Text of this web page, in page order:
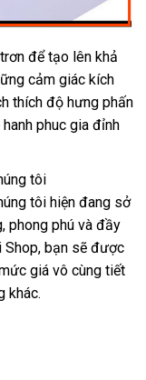
khuyến
mãi
để tạo lên khả
cảm giác kích
thích độ hưng phấn
phuc gia đỉnh
tôi
tôi hiện đang sở
đăng
ký
, phong phú địa
chỉ
và đầy
Shopxách
tay
, bạn ở
đâu
sẽ địa
chỉ
được
giá vô cùng tiết
khác.